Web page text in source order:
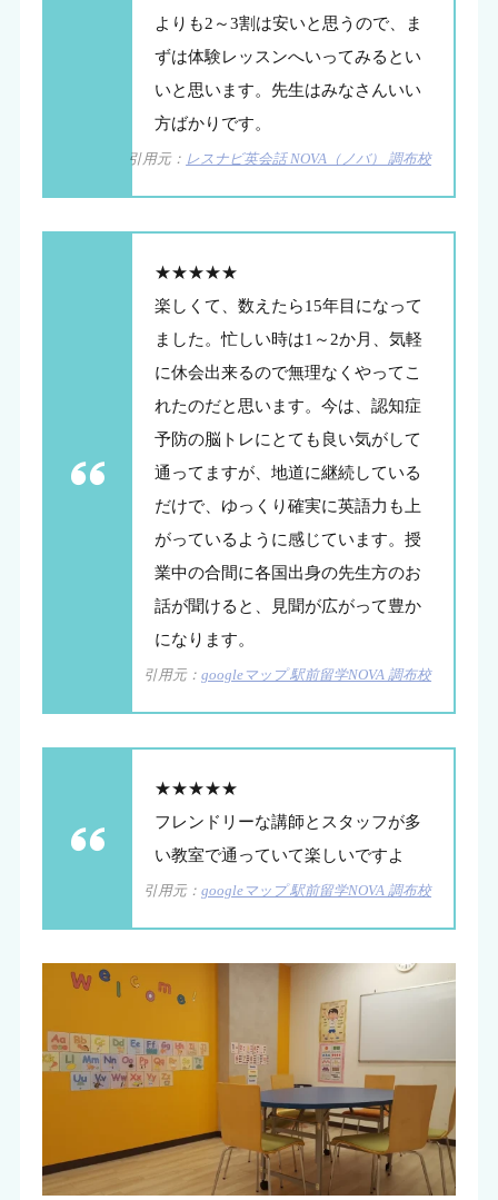
よりも2～3割は安いと思うので、ま
ずは体験レッスンへいってみるとい
いと思います。先生はみなさんいい
方ばかりです。
引用元： レスナビ英会話 NOVA（ノバ） 調布校
★★★★★
楽しくて、数えたら15年目になって
ました。忙しい時は1～2か月、気軽
に休会出来るので無理なくやってこ
れたのだと思います。今は、認知症
予防の脳トレにとても良い気がして
通ってますが、地道に継続している
だけで、ゆっくり確実に英語力も上
がっているように感じています。授
業中の合間に各国出身の先生方のお
話が聞けると、見聞が広がって豊か
になります。
引用元：googleマップ 駅前留学NOVA 調布校
★★★★★
フレンドリーな講師とスタッフが多
い教室で通っていて楽しいですよ
引用元：googleマップ 駅前留学NOVA 調布校